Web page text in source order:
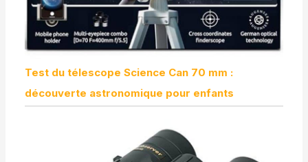
Test du télescope Science Can 70 mm :
découverte astronomique pour enfants